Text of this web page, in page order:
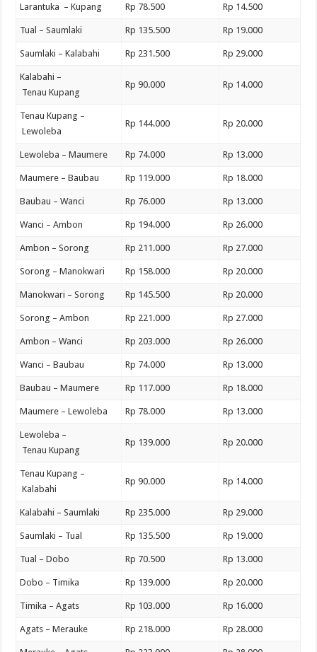
Larantuka – Kupang Rp 78.500 Rp 14.500
Tual – Saumlaki Rp 135.500 Rp 19.000
Saumlaki – Kalabahi Rp 231.500 Rp 29.000
Kalabahi –
Tenau Kupang
Rp 90.000 Rp 14.000
Tenau Kupang –
Lewoleba
Rp 144.000 Rp 20.000
Lewoleba – Maumere Rp 74.000 Rp 13.000
Maumere – Baubau Rp 119.000 Rp 18.000
Baubau – Wanci Rp 76.000 Rp 13.000
Wanci – Ambon Rp 194.000 Rp 26.000
Ambon – Sorong Rp 211.000 Rp 27.000
Sorong – Manokwari Rp 158.000 Rp 20.000
Manokwari – Sorong Rp 145.500 Rp 20.000
Sorong – Ambon Rp 221.000 Rp 27.000
Ambon – Wanci Rp 203.000 Rp 26.000
Wanci – Baubau Rp 74.000 Rp 13.000
Baubau – Maumere Rp 117.000 Rp 18.000
Maumere – Lewoleba Rp 78.000 Rp 13.000
Lewoleba –
Tenau Kupang
Rp 139.000 Rp 20.000
Tenau Kupang –
Kalabahi
Rp 90.000 Rp 14.000
Kalabahi – Saumlaki Rp 235.000 Rp 29.000
Saumlaki – Tual Rp 135.500 Rp 19.000
Tual – Dobo Rp 70.500 Rp 13.000
Dobo – Timika Rp 139.000 Rp 20.000
Timika – Agats Rp 103.000 Rp 16.000
Agats – Merauke Rp 218.000 Rp 28.000